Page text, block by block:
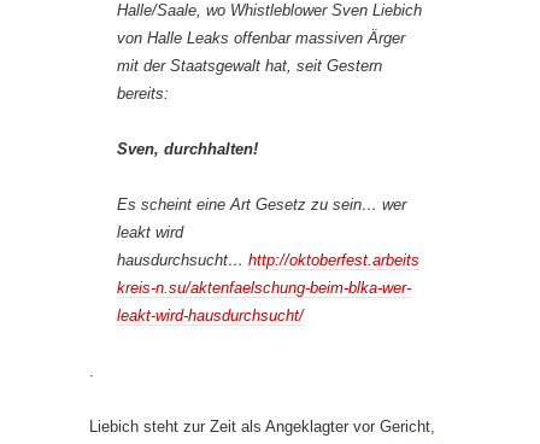
Halle/Saale, wo Whistleblower Sven Liebich
von Halle Leaks offenbar massiven Ärger
mit der Staatsgewalt hat, seit Gestern
bereits:
Sven, durchhalten!
Es scheint eine Art Gesetz zu sein… wer
leakt wird
hausdurchsucht… http://oktoberfest.arbeits
kreis-n.su/aktenfaelschung-beim-blka-wer-
leakt-wird-hausdurchsucht/
.
Liebich steht zur Zeit als Angeklagter vor Gericht,